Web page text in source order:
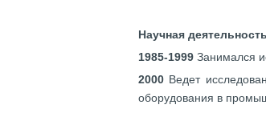
Научная
1985-1999 Занимался
2000 Ведет
оборудования в